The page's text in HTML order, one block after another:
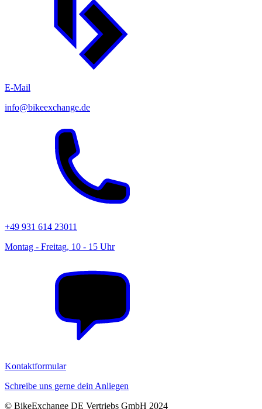
E-Mail
info@bikeexchange.de
+49 931 614 23011
Montag - Freitag, 10 - 15 Uhr
Kontaktformular
Schreibe uns gerne dein Anliegen
© BikeExchange DE Vertriebs GmbH 2024